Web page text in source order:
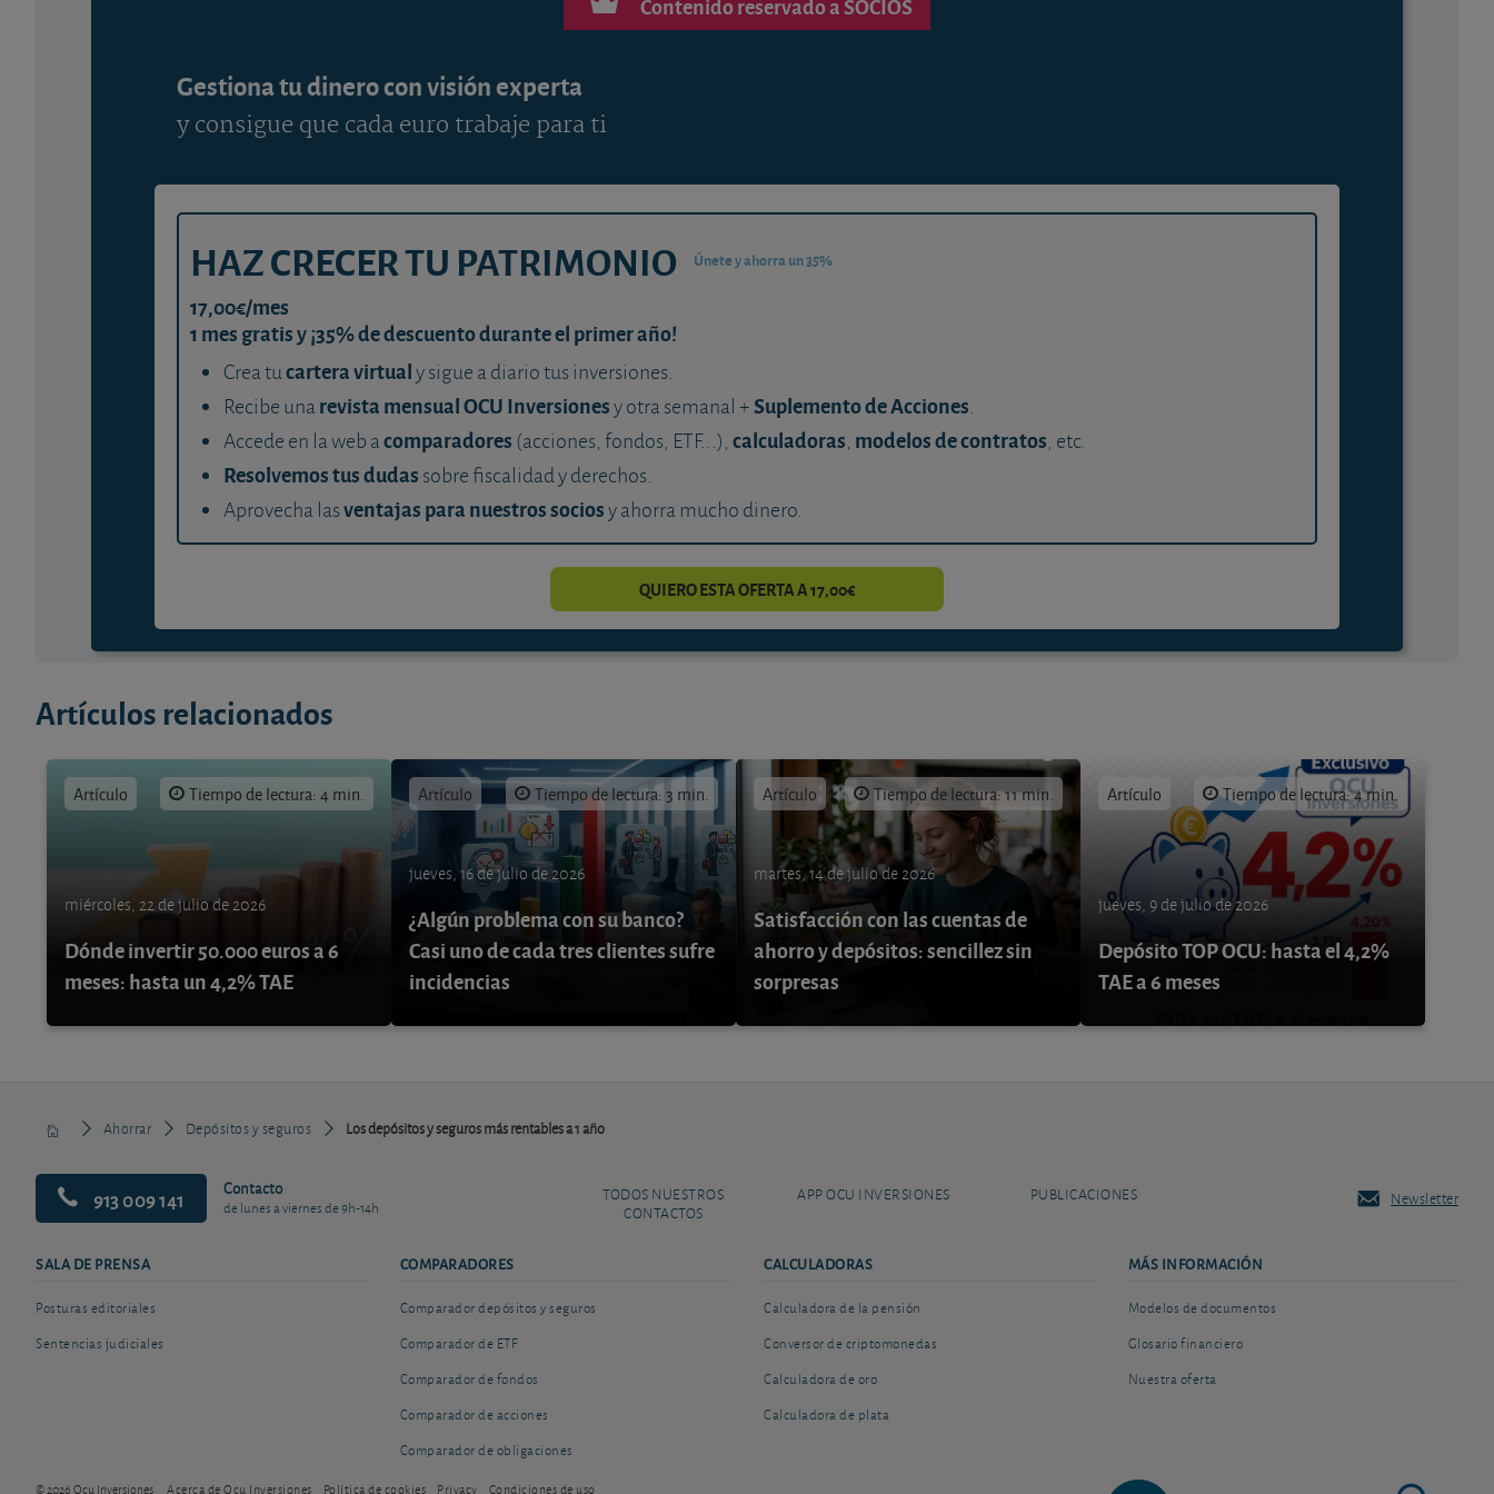
Gestiona tu dinero con visión experta
y consigue que cada euro trabaje para ti
HAZ CRECER TU PATRIMONIO Únete y ahorra un 35%
17,00€/mes
1 mes gratis y ¡35% de descuento durante el primer año!
Crea tucartera virtualy sigue a diario tus inversiones.
Recibe unarevista mensual OCU Inversionesy otra semanal +Suplemento de Acciones.
Accede en la web acomparadores (acciones, fondos, ETF...), calculadoras, modelos de contratos, etc.
Resolvemos tus dudas sobre fiscalidad y derechos.
Aprovecha lasventajas para nuestros sociosy ahorra mucho dinero.
QUIERO ESTA OFERTA A 17,00€
Artículos relacionados
Artículo Tiempo de lectura: 4 min.
miércoles, 22 de julio de 2026
Dónde invertir 50.000 euros a 6
meses: hasta un 4,2% TAE
Artículo Tiempo de lectura: 3 min.
jueves, 16 de julio de 2026
¿Algún problema con su banco?
Casi uno de cada tres clientes sufre
incidencias
Artículo Tiempo de lectura: 11 min.
martes, 14 de julio de 2026
Satisfacción con las cuentas de
ahorro y depósitos: sencillez sin
sorpresas
Artículo Tiempo de lectura: 4 min.
jueves, 9 de julio de 2026
Depósito TOP OCU: hasta el 4,2%
TAE a 6 meses
Ahorrar Depósitos y seguros Los depósitos y seguros más rentables a 1 año
913 009 141 Contacto
de lunes a viernes de 9h-14h
TODOS NUESTROS
CONTACTOS
APP OCU INVERSIONES PUBLICACIONES Newsletter
SALA DE PRENSA
Posturas editoriales
Sentencias judiciales
COMPARADORES
Comparador depósitos y seguros
Comparador de ETF
Comparador de fondos
Comparador de acciones
Comparador de obligaciones
CALCULADORAS
Calculadora de la pensión
Conversor de criptomonedas
Calculadora de oro
Calculadora de plata
MÁS INFORMACIÓN
Modelos de documentos
Glosario financiero
Nuestra oferta
© 2026 Ocu Inversiones Acerca de Ocu Inversiones Política de cookies Privacy Condiciones de uso